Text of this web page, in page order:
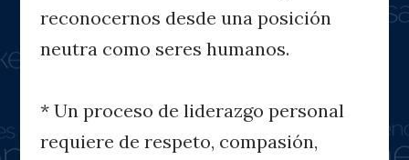
reconocernos desde una posición
neutra como seres humanos.
* Un proceso de liderazgo personal
requiere de respeto, compasión,